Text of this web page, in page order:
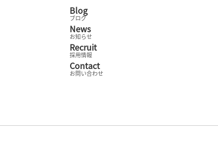
Blog
ブログ
News
お知らせ
Recruit
採用情報
Contact
お問い合わせ